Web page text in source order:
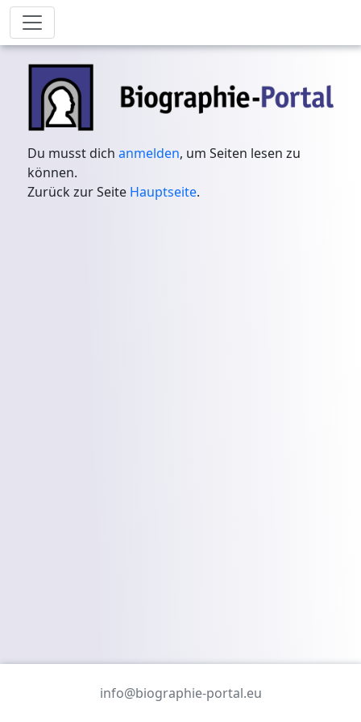
Du musst dichanmelden, um Seiten lesen zu
können.
Zurück zur Seite Hauptseite.
info@biographie-portal.eu